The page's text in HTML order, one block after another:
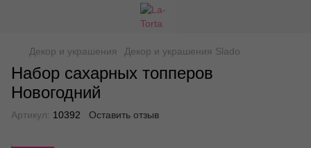
Декор и украшения Декор и украшения Slado
Набор сахарных топперов
Новогодний
Артикул: 10392 Оставить отзыв